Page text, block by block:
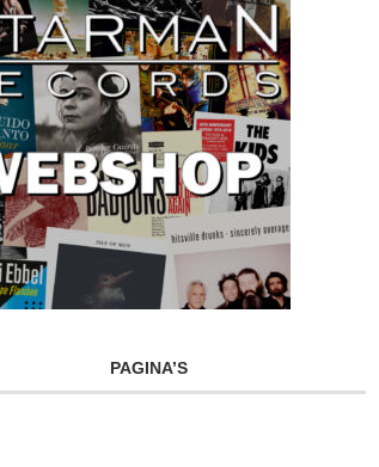
PAGINA’S